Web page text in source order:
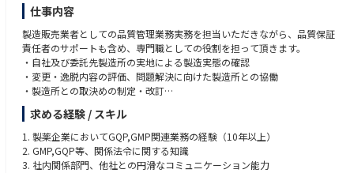
仕事内容
製造販売業者としての品質管理業務実務を担当いただきながら、品質保証
責任者のサポートも含め、専門職としての役割を担って頂きます。
・自社及び委託先製造所の実地による製造実態の確認
・変更・逸脱内容の評価、問題解決に向けた製造所との協働
・製造所との取決めの制定・改訂
・品質情報の処理、品質改善への取り組み
・SOP、品質標準書の作成・改訂
・市場への出荷管理
・薬事部門等社内関連部門との連携
求める経験 / スキル
1. 製薬企業においてGQP,GMP関連業務の経験（10年以上）
2. GMP,GQP等、関係法令に関する知識
3. 社内関係部門、他社との円滑なコミュニケーション能力